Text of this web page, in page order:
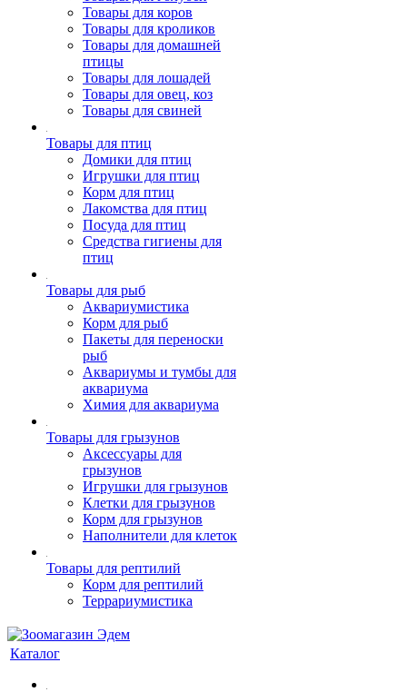
Товары для коров
Товары для кроликов
Товары для домашней
птицы
Товары для лошадей
Товары для овец, коз
Товары для свиней
Товары для птиц
Домики для птиц
Игрушки для птиц
Корм для птиц
Лакомства для птиц
Посуда для птиц
Средства гигиены для
птиц
Товары для рыб
Аквариумистика
Корм для рыб
Пакеты для переноски
рыб
Аквариумы и тумбы для
аквариума
Химия для аквариума
Товары для грызунов
Аксессуары для
грызунов
Игрушки для грызунов
Клетки для грызунов
Корм для грызунов
Наполнители для клеток
Товары для рептилий
Корм для рептилий
Террариумистика
Каталог